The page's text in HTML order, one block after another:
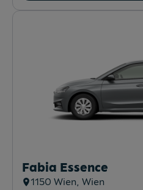
Fabia Essence
1150 Wien, Wien